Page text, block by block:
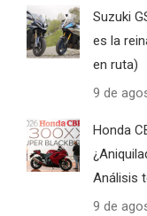
Suzuki
es la
en ruta)
9 de
Honda
Análisis
9 de